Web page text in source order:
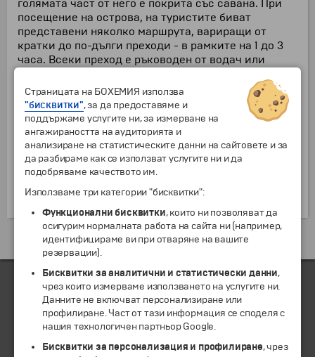
голямата част от него е покрита със савана. При
посещение на острова, на туристите биват
представени няколко маршрута, вариращи от
кратки до по-дълги преходи - в рамките на 1 до 3
часа. Всеки преход е ръководен от водач или
Като една от земите, дом на комодския варан,
остров Ринка е мястото с най-голямата популация
на влечугото - с около 2000 индивида, живеещи на
острова. Докато посетителите се лутат в търсене
на древното животно, те винаги биват
придружаваниот рейнджъри, хора, които са
доказани професионалисти и притежаващи
широко познание за околността и дивите
животински видове.
Екскурзии и почивки до Индонезия »
Страницата на БОХЕМИЯ използва
"бисквитки", за да предоставяме и
поддържаме услугите ни, за измерване на
ангажираността на аудиторията и
анализиране на статистическите данни на сайтовете и за
да разбираме как се използват услугите ни и да
подобряваме качеството им.
Използваме три категории "бисквитки":
Функционални бисквитки, които ни позволяват да
осигурим нормалната работа на сайта ни (например,
идентифицираме ви при отваряне на вашите
резервации).
Бисквитки за аналитични и статистически данни,
чрез които измерваме използването на услугите ни.
Данните не включват персонализиране или
профилиране. Част от тази информация се споделя с
нашия технологичен партньор Google.
Бисквитки за персонализация и профилиране, чрез